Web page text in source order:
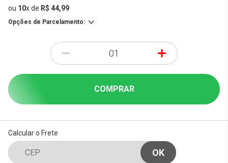
ou 10xde R$ 44,99
Opções de Parcelamento:
- +
COMPRAR
Calcular o Frete